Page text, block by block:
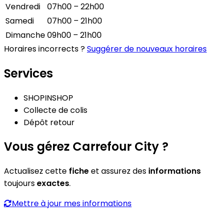
Vendredi
07h00 – 22h00
Samedi
07h00 – 21h00
Dimanche09h00 – 21h00
Horaires incorrects ?Suggérer de nouveaux horaires
Services
SHOPINSHOP
Collecte de colis
Dépôt retour
Vous gérez Carrefour City ?
Actualisez cette ficheet assurez des informations
toujoursexactes.
Mettre à jour mes informations